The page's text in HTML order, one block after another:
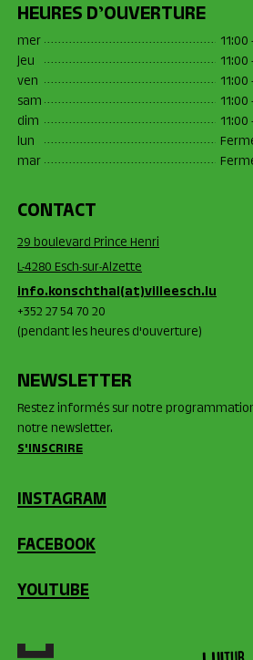
HEURES D’OUVERTURE
mer
11:00
jeu
11:00
ven
11:00
sam
11:00
dim
11:00
lun
mar
CONTACT
29 boulevard Prince Henri
L-4280 Esch-sur-Alzette
info.konschthal(at)villeesch.lu
+352 27 54 70 20
(pendant les heures d'ouverture)
NEWSLETTER
Restez informés sur notre
notre newsletter.
S'INSCRIRE
INSTAGRAM
FACEBOOK
YOUTUBE